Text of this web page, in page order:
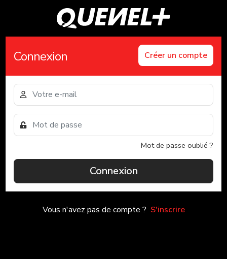
Connexion Créer un compte
Mot de passe oublié ?
Connexion
Vous n'avez pas de compte ? S'inscrire